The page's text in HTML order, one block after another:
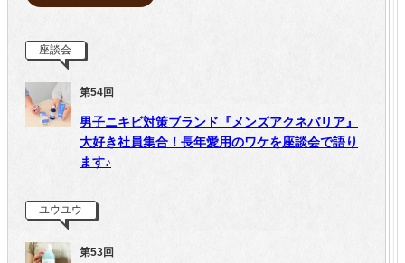
座談会
第54回
男子ニキビ対策ブランド『メンズアクネバリア』
大好き社員集合！長年愛用のワケを座談会で語り
ます♪
ユウユウ
第53回